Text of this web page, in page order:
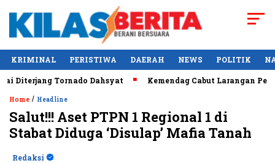
KRIMINAL PERISTIWA DAERAH NEWS POLITIK
Tornado Dahsyat Kemendag Cabut Larangan
Home / Headline
Salut!!! Aset PTPN 1 Regional 1 di
Stabat Diduga ‘Disulap’ Mafia Tanah
Redaksi